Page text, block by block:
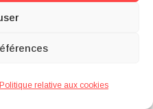
Politique relative aux cookies